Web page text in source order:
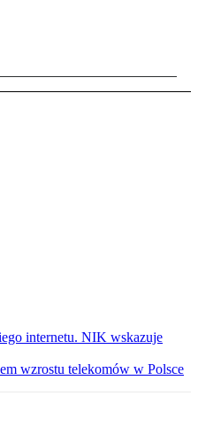
internetu. NIK wskazuje
wzrostu telekomów w Polsce